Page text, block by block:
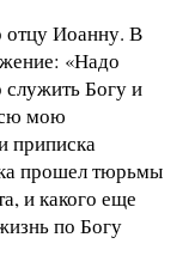
отцу Иоанну. В
«Надо
служить Богу и
мою
приписка
прошел тюрьмы
и какого еще
по Богу